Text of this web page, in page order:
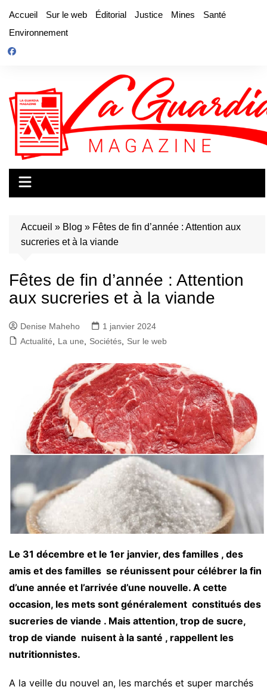
contenu
Accueil Sur le web Éditorial Justice Mines
Santé
Environnement
Accueil » Blog » Fêtes de fin d’année : Attention aux
sucreries et à la viande
Fêtes de fin d’année : Attention
aux sucreries et à la viande
Denise Maheho
1 janvier 2024
Actualité
La une Sociétés Sur le web
Le 31 décembre et le 1er janvier, des familles , des
amis et des familles se réunissent pour célébrer la fin
d’une année et l’arrivée d’une nouvelle. A cette
occasion, les mets sont généralement constitués des
sucreries de viande . Mais attention, trop de sucre,
trop de viande nuisent à la santé , rappellent les
nutritionnistes.
A la veille du nouvel an, les marchés et super marchés